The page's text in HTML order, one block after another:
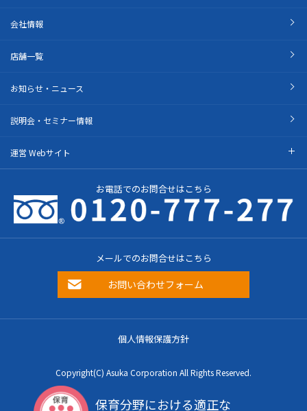
会社情報
店舗一覧
お知らせ・ニュース
説明会・セミナー情報
運営 Webサイト
お電話でのお問合せはこちら
メールでのお問合せはこちら
お問い合わせフォーム
個人情報保護方針
Copyright(C) Asuka Corporation All Rights Reserved.
保育分野における適正な